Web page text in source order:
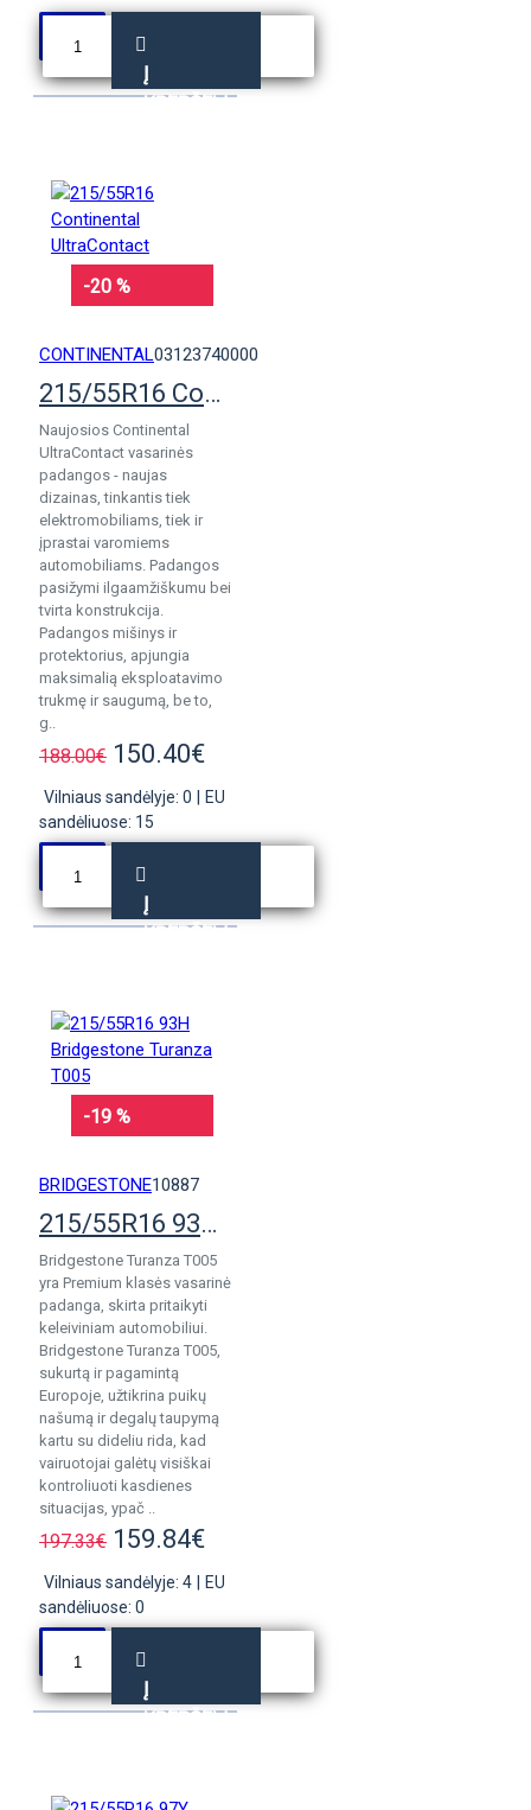
Į
KREPŠELĮ
-20 %
CONTINENTAL03123740000
215/55R16 Continental UltraContact
Naujosios Continental
UltraContact vasarinės
padangos - naujas
dizainas, tinkantis tiek
elektromobiliams, tiek ir
įprastai varomiems
automobiliams. Padangos
pasižymi ilgaamžiškumu bei
tvirta konstrukcija.
Padangos mišinys ir
protektorius, apjungia
maksimalią eksploatavimo
trukmę ir saugumą, be to,
g..
188.00€ 150.40€
Vilniaus sandėlyje: 0
EU
sandėliuose: 15
Į
KREPŠELĮ
-19 %
BRIDGESTONE10887
215/55R16 93H Bridgestone Turanza T005
Bridgestone Turanza T005
yra Premium klasės vasarinė
padanga, skirta pritaikyti
keleiviniam automobiliui.
Bridgestone Turanza T005,
sukurtą ir pagamintą
Europoje, užtikrina puikų
našumą ir degalų taupymą
kartu su dideliu rida, kad
vairuotojai galėtų visiškai
kontroliuoti kasdienes
situacijas, ypač ..
197.33€ 159.84€
Vilniaus sandėlyje: 4
EU
sandėliuose: 0
Į
KREPŠELĮ